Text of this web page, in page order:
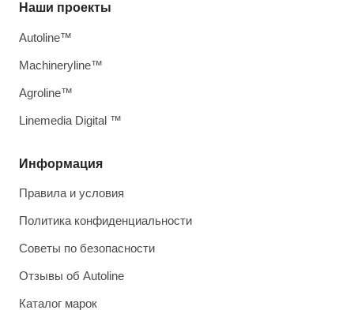
Информация
Правила и условия
Политика конфиденциальности
Советы по безопасности
Отзывы об Autoline
Каталог марок
Наши проекты
Autoline™
Machineryline™
Agroline™
Linemedia Digital ™